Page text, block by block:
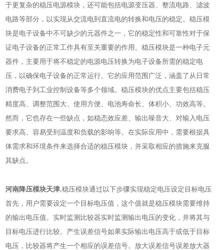
于更复杂的稳压电源模块，还可能包括电源变压器、整流电路、滤波
电路等部分，以实现从交流电到直流电的转换和电压的稳定。稳压模
块是电子设备中不可缺少的元器件之一，它的稳定性和可靠性对于保
证电子设备的正常工作具有至关重要的作用。稳压模块是一种电子元
器件，主要用于将不稳定的电源电压转换为电子设备所需的稳定电
压，以确保电子设备的正常运行。它的应用范围广泛，涵盖了从日常
消费电子到工业控制设备等多个领域。稳压模块的优点主要包括稳压
精度高、调整范围大、使用方便、电池寿命长、体积小、功效高等。
然而，它也存在一些缺点，如稳态效应差、输出噪音大、对输入电压
要求高、容易受到温度和负载的影响等。在实际应用中，需要根据具
体需求和环境条件来选择合适的稳压模块，并采取相应的措施来克服
其缺点。
河南降压模块天津,稳压模块通过以下步骤实现稳定电压设定目标电压
首先，用户需要设定一个目标电压值，这个值就是稳压模块需要维持
的输出电压值。实时监测比较器实时监测输出电压的变化，并将其与
目标电压进行比较。产生误差信号如果实际输出电压高于或低于目标
电压，比较器将产生一个相应的误差信号。放大误差信号误差放大器